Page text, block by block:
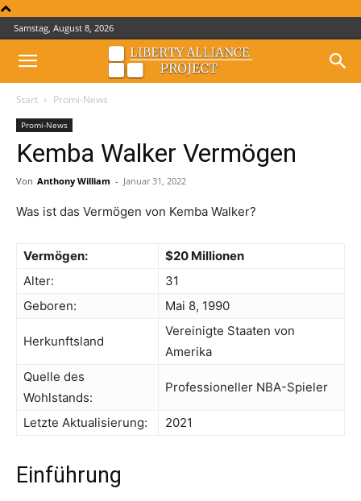
Samstag, August 8, 2026
Start Promi-News
Promi-News
Kemba Walker Vermögen
Von Anthony William - Januar 31, 2022
Was ist das Vermögen von Kemba Walker?
Vermögen:
$20 Millionen
Alter:
31
Geboren:
Mai 8, 1990
Herkunftsland
Vereinigte Staaten von
Amerika
Quelle des
Wohlstands:
Professioneller NBA-Spieler
Letzte Aktualisierung: 2021
Einführung